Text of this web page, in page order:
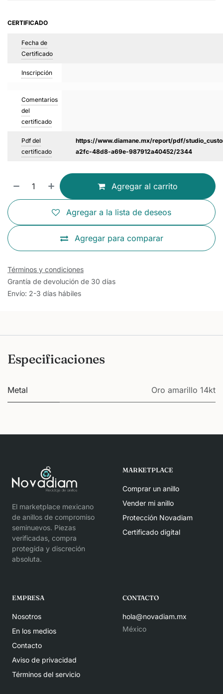
CERTIFICADO
Fecha de
Certificado
Inscripción
Comentarios
del
certificado
Pdf del
certificado
https://www.diamane.mx/report/pdf/
a2fc-48d8-a69e-987912a40452/2344
Agregar al carrito
Agregar para comparar
Agregar a la lista de deseos
Términos y condiciones
Grantía de devolución de 30 días
Envío: 2-3 días hábiles
Especificaciones
Metal Oro amarillo 14kt
El marketplace mexicano
de anillos de compromiso
seminuevos. Piezas
verificadas, compra
protegida y discreción
absoluta.
MARKETPLACE
Comprar un anillo
Vender mi anillo
Protección Novadiam
Certificado digital
EMPRESA
Nosotros
En los medios
Contacto
Aviso de privacidad
Términos del servicio
CONTACTO
hola@novadiam.mx
México